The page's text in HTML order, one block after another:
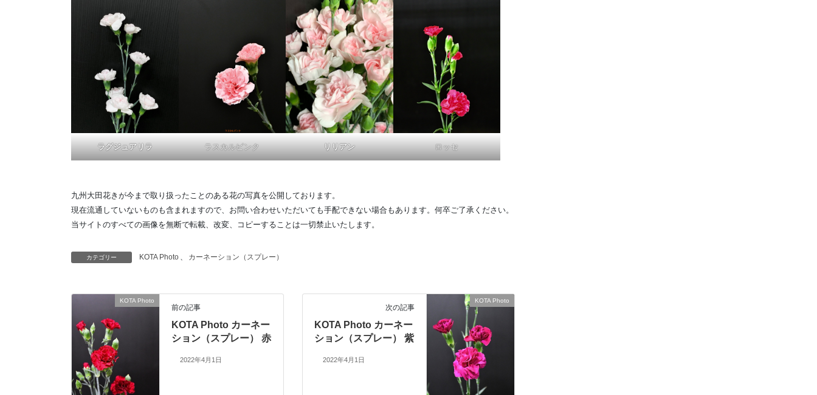
ラグジュアリラ ラスカルピンク リリアン ロッセ
九州大田花きが今まで取り扱ったことのある花の写真を公開しております。
現在流通していないものも含まれますので、お問い合わせいただいても手配できない場合もあります。何卒ご了承ください。
当サイトのすべての画像を無断で転載、改変、コピーすることは一切禁止いたします。
カテゴリー KOTA Photo 、 カーネーション（スプレー）
KOTA Photo
前の記事
KOTA Photo カーネー
ション（スプレー） 赤
2022年4月1日
KOTA Photo
次の記事
KOTA Photo カーネー
ション（スプレー） 紫
2022年4月1日